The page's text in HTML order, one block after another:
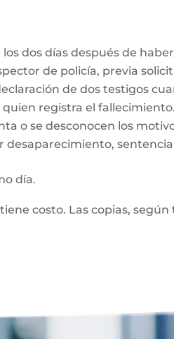
dos días después de
de policía, previa
de dos testigos
registra el fallecimiento.
o se desconocen los
desaparecimiento,
día.
costo. Las copias, según